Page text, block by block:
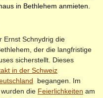
in Bethlehem anmieten.
Ernst Schnydrig die
der die langfristige
sicherstellt. Dieses
in der Schweiz
begangen. Im
die Feierlichkeiten am